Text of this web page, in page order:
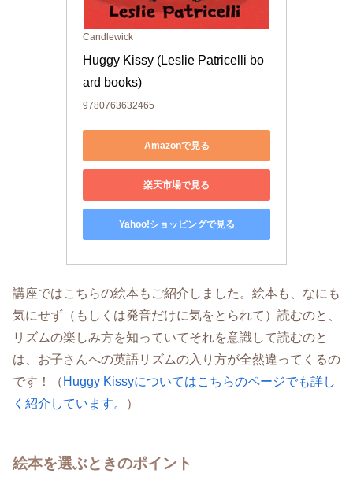
Candlewick
Huggy Kissy (Leslie Patricelli bo
ard books)
9780763632465
Amazonで見る
楽天市場で見る
Yahoo!ショッピングで見る
講座ではこちらの絵本もご紹介しました。絵本も、なにも
気にせず（もしくは発音だけに気をとられて）読むのと、
リズムの楽しみ方を知っていてそれを意識して読むのと
は、お子さんへの英語リズムの入り方が全然違ってくるの
です！（ Huggy Kissyについてはこちらのページでも詳し
く紹介しています。
）
絵本を選ぶときのポイント